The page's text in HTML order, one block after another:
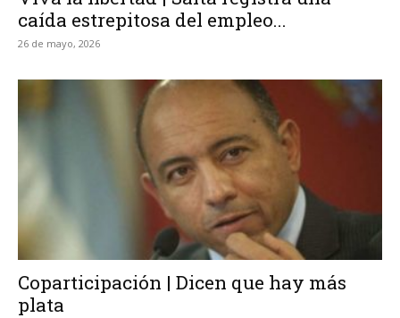
caída estrepitosa del empleo...
26 de mayo, 2026
Coparticipación | Dicen que hay más
plata